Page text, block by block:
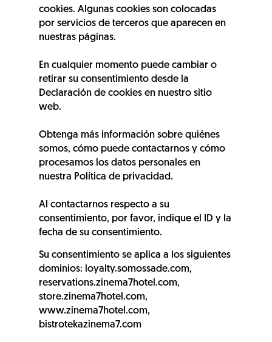
cookies. Algunas cookies son colocadas
por servicios de terceros que aparecen en
nuestras páginas.
En cualquier momento puede cambiar o
retirar su consentimiento desde la
Declaración de cookies en nuestro sitio
web.
Obtenga más información sobre quiénes
somos, cómo puede contactarnos y cómo
procesamos los datos personales en
nuestra Política de privacidad.
Al contactarnos respecto a su
consentimiento, por favor, indique el ID y la
fecha de su consentimiento.
Su consentimiento se aplica a los siguientes
dominios: loyalty.somossade.com,
reservations.zinema7hotel.com,
store.zinema7hotel.com,
www.zinema7hotel.com,
bistrotekazinema7.com